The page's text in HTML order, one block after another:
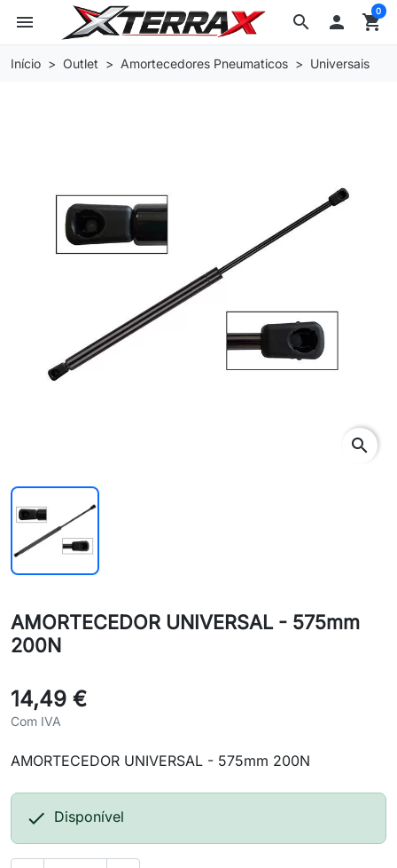
search
menu  shopping_cart
0
Início Outlet Amortecedores Pneumaticos Universais
search
AMORTECEDOR UNIVERSAL - 575mm
200N
14,49 €
Com IVA
AMORTECEDOR UNIVERSAL - 575mm 200N
 Disponível